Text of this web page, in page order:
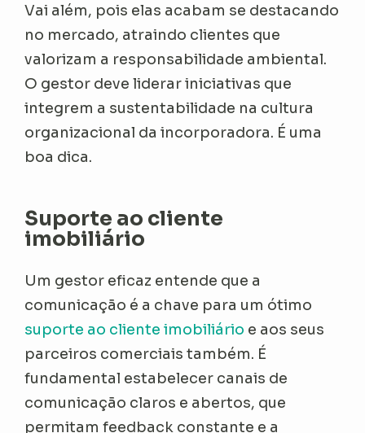
Vai além, pois elas acabam se destacando
no mercado, atraindo clientes que
valorizam a responsabilidade ambiental.
O gestor deve liderar iniciativas que
integrem a sustentabilidade na cultura
organizacional da incorporadora. É uma
boa dica.
Suporte ao cliente
imobiliário
Um gestor eficaz entende que a
comunicação é a chave para um ótimo
suporte ao cliente imobiliário e aos seus
parceiros comerciais também. É
fundamental estabelecer canais de
comunicação claros e abertos, que
permitam feedback constante e a